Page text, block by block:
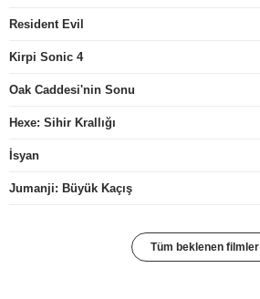
Resident Evil
Kirpi Sonic 4
Oak Caddesi'nin Sonu
Hexe: Sihir Krallığı
İsyan
Jumanji: Büyük Kaçış
Tüm beklenen filmler